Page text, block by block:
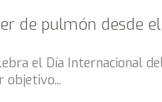
de pulmón desde
el Día Internacional
objetivo...